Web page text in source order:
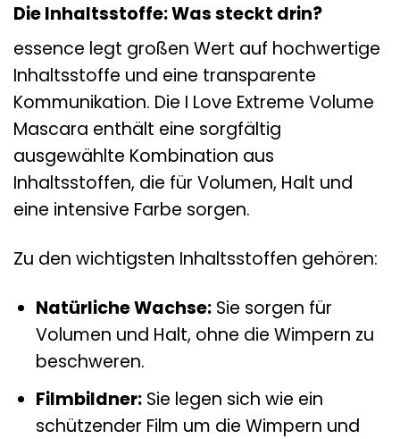
Die Inhaltsstoffe: Was steckt drin?
essence legt großen Wert auf hochwertige
Inhaltsstoffe und eine transparente
Kommunikation. Die I Love Extreme Volume
Mascara enthält eine sorgfältig
ausgewählte Kombination aus
Inhaltsstoffen, die für Volumen, Halt und
eine intensive Farbe sorgen.
Zu den wichtigsten Inhaltsstoffen gehören:
Natürliche Wachse:Sie sorgen für
Volumen und Halt, ohne die Wimpern zu
beschweren.
Filmbildner:Sie legen sich wie ein
schützender Film um die Wimpern und